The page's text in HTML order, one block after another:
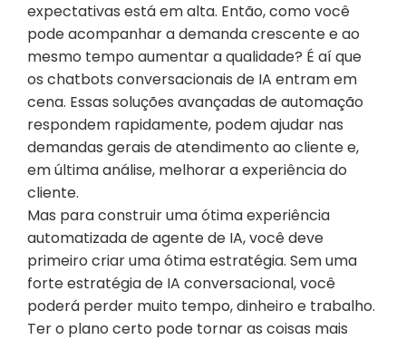
expectativas está em alta. Então, como você
pode acompanhar a demanda crescente e ao
mesmo tempo aumentar a qualidade? É aí que
os chatbots conversacionais de IA entram em
cena. Essas soluções avançadas de automação
respondem rapidamente, podem ajudar nas
demandas gerais de atendimento ao cliente e,
em última análise, melhorar a experiência do
cliente.
Mas para construir uma ótima experiência
automatizada de agente de IA, você deve
primeiro criar uma ótima estratégia. Sem uma
forte estratégia de IA conversacional, você
poderá perder muito tempo, dinheiro e trabalho.
Ter o plano certo pode tornar as coisas mais